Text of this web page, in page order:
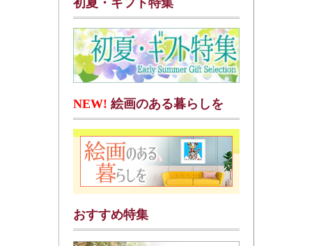
NEW! 絵画のある暮らしを
おすすめ特集